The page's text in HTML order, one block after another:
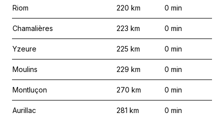
Riom 220 km 0 min
Chamalières 223 km 0 min
Yzeure 225 km 0 min
Moulins 229 km 0 min
Montluçon 270 km 0 min
Aurillac 281 km 0 min